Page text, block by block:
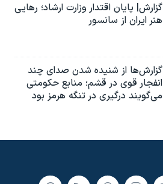
گزارش| پایان اقتدار وزارت ارشاد؛ رهایی
هنر ایران از سانسور
گزارش‌ها از شنیده شدن صدای چند
انفجار قوی در قشم؛ منابع حکومتی
می‌گویند درگیری در تنگه هرمز بود